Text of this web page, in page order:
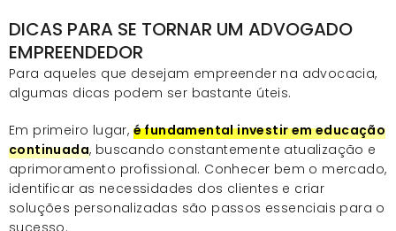
DICAS PARA SE TORNAR UM ADVOGADO
EMPREENDEDOR
Para aqueles que desejam empreender na advocacia,
algumas dicas podem ser bastante úteis.
Em primeiro lugar, é fundamental investir em educação
continuada, buscando constantemente atualização e
aprimoramento profissional. Conhecer bem o mercado,
identificar as necessidades dos clientes e criar
soluções personalizadas são passos essenciais para o
sucesso.